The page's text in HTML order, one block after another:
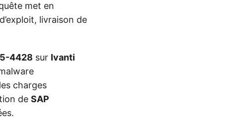
met en
livraison de
4428 sur Ivanti
charges
de SAP